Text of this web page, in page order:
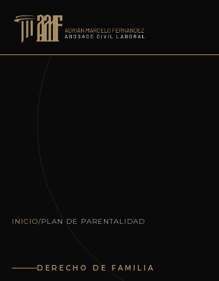
content
INICIO/PLAN DE PARENTALIDAD
DERECHO DE FAMILIA